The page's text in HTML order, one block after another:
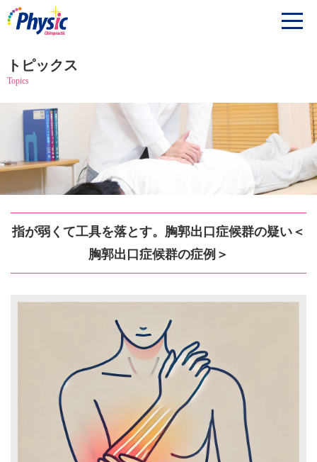
トピックス
Topics
指が弱くて工具を落とす。胸郭出口症候群の疑い＜
胸郭出口症候群の症例＞